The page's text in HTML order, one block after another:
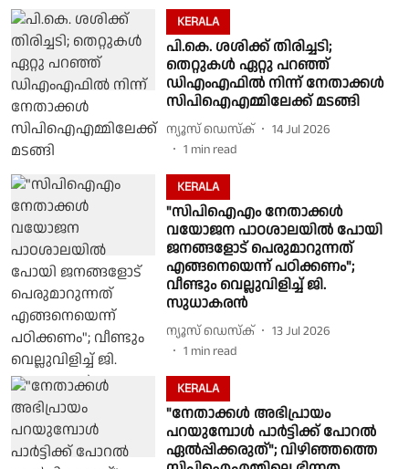
KERALA
പി.കെ. ശശിക്ക് തിരിച്ചടി;
തെറ്റുകൾ ഏറ്റു പറഞ്ഞ്
ഡിഎംഎഫിൽ നിന്ന് നേതാക്കൾ
സിപിഐഎമ്മിലേക്ക് മടങ്ങി
ന്യൂസ് ഡെസ്ക്
14 Jul 2026
1 min read
KERALA
"സിപിഐഎം നേതാക്കൾ
വയോജന പാഠശാലയിൽ പോയി
ജനങ്ങളോട് പെരുമാറുന്നത്
എങ്ങനെയെന്ന് പഠിക്കണം";
വീണ്ടും വെല്ലുവിളിച്ച് ജി.
സുധാകരൻ
ന്യൂസ് ഡെസ്ക്
13 Jul 2026
1 min read
KERALA
"നേതാക്കൾ അഭിപ്രായം
പറയുമ്പോൾ പാർട്ടിക്ക് പോറൽ
ഏൽപ്പിക്കരുത്"; വിഴിഞ്ഞത്തെ